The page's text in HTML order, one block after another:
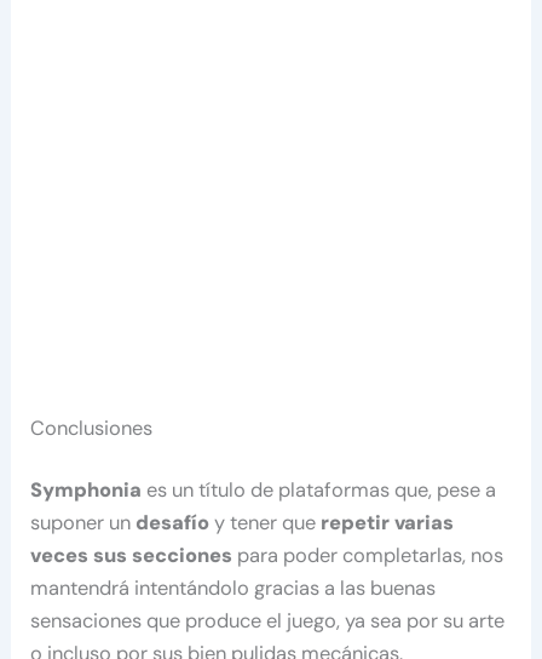
Conclusiones
Symphonia es un título de plataformas que, pese a
suponer un desafíoy tener que repetir varias
veces sus secciones para poder completarlas, nos
mantendrá intentándolo gracias a las buenas
sensaciones que produce el juego, ya sea por su arte
o incluso por sus bien pulidas mecánicas.